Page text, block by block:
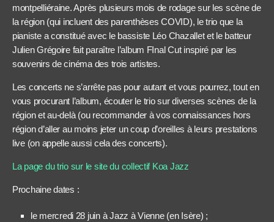
montpelliéraine. Après plusieurs mois de rodage sur les scène de
la région (qui incluent des parenthèses COVID), le trio que la
pianiste a constitué avec le bassiste Léo Chazallet et le batteur
Julien Grégoire fait paraître l’album FInal Cut inspiré par les
souvenirs de cinéma des trois artistes.
Les concerts ne s’arrête pas pour autant et vous pourrez, tout en
vous procurant l’album, écouter le trio sur diverses scènes de la
région et au-delà (ou recommander à vos connaissances hors
région d’aller au moins jeter un coup d’oreilles à leurs prestations
live (on appelle aussi cela des concerts).
La page du trio sur le site du collectif Koa Jazz
Prochaine dates :
le mercredi 28 juin à Jazz à Vienne (en Isère) ;